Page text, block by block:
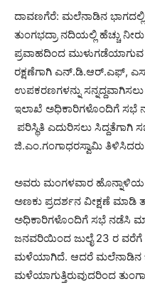
ದಾವಣಗೆರೆ: ಮಲೆನಾಡಿನ ಭಾಗದಲ್ಲಿ
ತುಂಗಭದ್ರಾ ನದಿಯಲ್ಲಿ ಹೆಚ್ಚು
ಪ್ರವಾಹದಿಂದ ಮುಳುಗಡೆಯಾಗುವ
ರಕ್ಷಣೆಗಾಗಿ ಎನ್.ಡಿ.ಆರ್.ಎಫ್,
ಉಪಕರಣಗಳನ್ನು
ಇಲಾಖೆ ಅಧಿಕಾರಿಗಳೊಂದಿಗೆ ಸಭೆ
ಪರಿಸ್ಥಿತಿ ಎದುರಿಸಲು ಸಿದ್ದತೆಗಾಗಿ
ಜಿ.ಎಂ.ಗಂಗಾಧರಸ್ವಾಮಿ
ಅವರು ಮಂಗಳವಾರ
ಅಣಕು ಪ್ರದರ್ಶನ ವೀಕ್ಷಣೆ ಮಾಡಿ
ಅಧಿಕಾರಿಗಳೊಂದಿಗೆ ಸಭೆ ನಡೆಸಿ
ಜನವರಿಯಿಂದ ಜುಲೈ 23 ರ
ಮಳೆಯಾಗಿದೆ. ಆದರೆ ಮಲೆನಾಡಿನ
ಮಳೆಯಾಗುತ್ತಿರುವುದರಿಂದ